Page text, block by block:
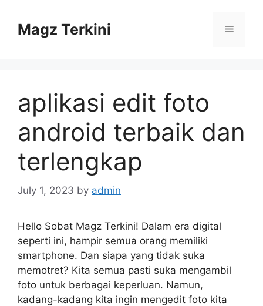
contentMagz Terkini Menu
aplikasi edit foto
android terbaik dan
terlengkap
July 1, 2023 by admin
Hello Sobat Magz Terkini! Dalam era digital
seperti ini, hampir semua orang memiliki
smartphone. Dan siapa yang tidak suka
memotret? Kita semua pasti suka mengambil
foto untuk berbagai keperluan. Namun,
kadang-kadang kita ingin mengedit foto kita